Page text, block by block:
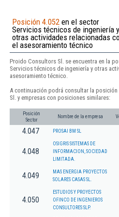
Posición 4.052 en el sector
Servicios técnicos de ingeniería y
otras actividades relacionadas
el asesoramiento técnico
Proido Consultors Sl. se encuentra en la
Servicios técnicos de ingeniería y otras
asesoramiento técnico.
A continuación podrá consultar la
Sl. y empresas con posiciones similares:
Posición
Sector
Nombre de la empresa
4.047 PROSAI BM SL
4.048
OSIGRIS SISTEMAS DE
INFORMACION, SOCIEDAD
LIMITADA.
4.049
MAS ENERGIA PROYECTOS
SOLARES CASAS SL.
4.050
ESTUDIOS Y PROYECTOS
OFINCO DE INGENIEROS
CONSULTORES SLP.